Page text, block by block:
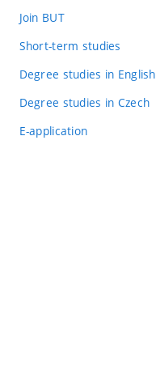
Join BUT
Short-term studies
Degree studies in English
Degree studies in Czech
E-application